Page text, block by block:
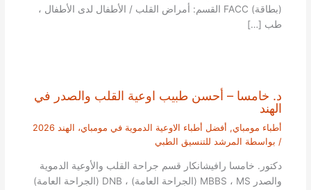
(بطاقة) FACC القسم: أمراض القلب / الأطفال لدى الأطفال ،
طب […]
د. خامسا – أحسن طبيب اوعية القلب والصدر في
الهند
أطباء مومباي, أفضل أطباء الاوعية الدموية في مومباي، الهند 2026
/ بواسطة المرشد للتنسيق الطبي
دكتور. خامسا رافيشانكار قسم جراحة القلب والأوعية الدموية
والصدر MBBS ، MS (الجراحة العامة) ، DNB (الجراحة العامة)